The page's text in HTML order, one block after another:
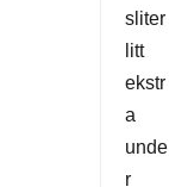
sliter
litt
ekstr
a
unde
r